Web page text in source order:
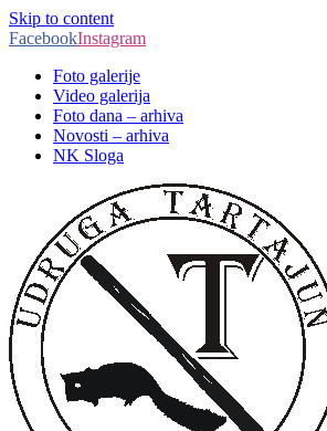
Skip to content
FacebookInstagram
Foto galerije
Video galerija
Foto dana – arhiva
Novosti – arhiva
NK Sloga